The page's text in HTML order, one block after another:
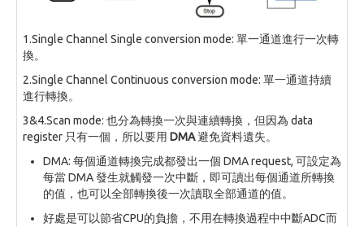
1.Single Channel Single conversion mode: 單一通道進行一次轉
換。
2.Single Channel Continuous conversion mode: 單一通道持續
進行轉換。
3&4.Scan mode: 也分為轉換一次與連續轉換，但因為 data
register 只有一個，所以要用 DMA避免資料遺失。
DMA: 每個通道轉換完成都發出一個 DMA request, 可設定為
每當 DMA 發生就觸發一次中斷，即可讀出每個通道所轉換
的值，也可以全部轉換後一次讀取全部通道的值。
好處是可以節省CPU的負擔，不用在轉換過程中中斷ADC而